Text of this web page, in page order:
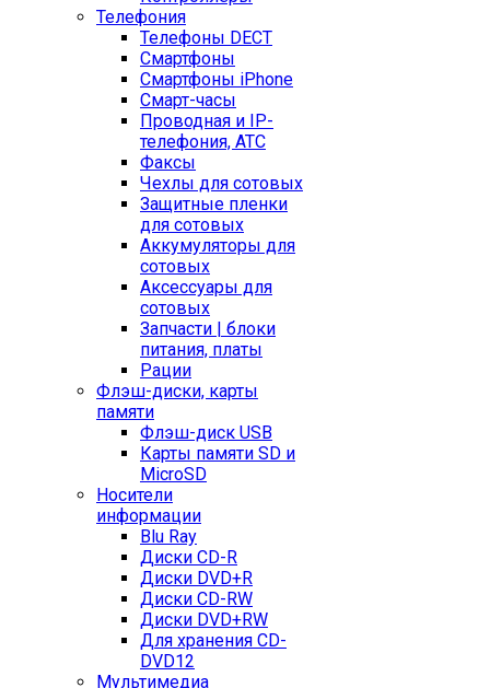
Телефония
Телефоны DECT
Смартфоны
Смартфоны iPhone
Смарт-часы
Проводная и IP-
телефония, АТС
Факсы
Чехлы для сотовых
Защитные пленки
для сотовых
Аккумуляторы для
сотовых
Аксессуары для
сотовых
Запчасти | блоки
питания, платы
Рации
Флэш-диски, карты
памяти
Флэш-диск USB
Карты памяти SD и
MicroSD
Носители
информации
Blu Ray
Диски CD-R
Диски DVD+R
Диски CD-RW
Диски DVD+RW
Для хранения CD-
DVD12
Мультимедиа